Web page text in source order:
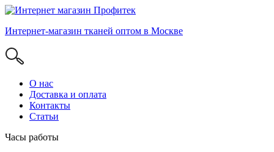
Интернет-магазин тканей оптом в Москве
О нас
Доставка и оплата
Контакты
Статьи
Часы работы